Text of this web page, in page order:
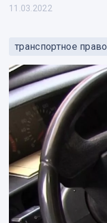
11.03.2022
транспортное право